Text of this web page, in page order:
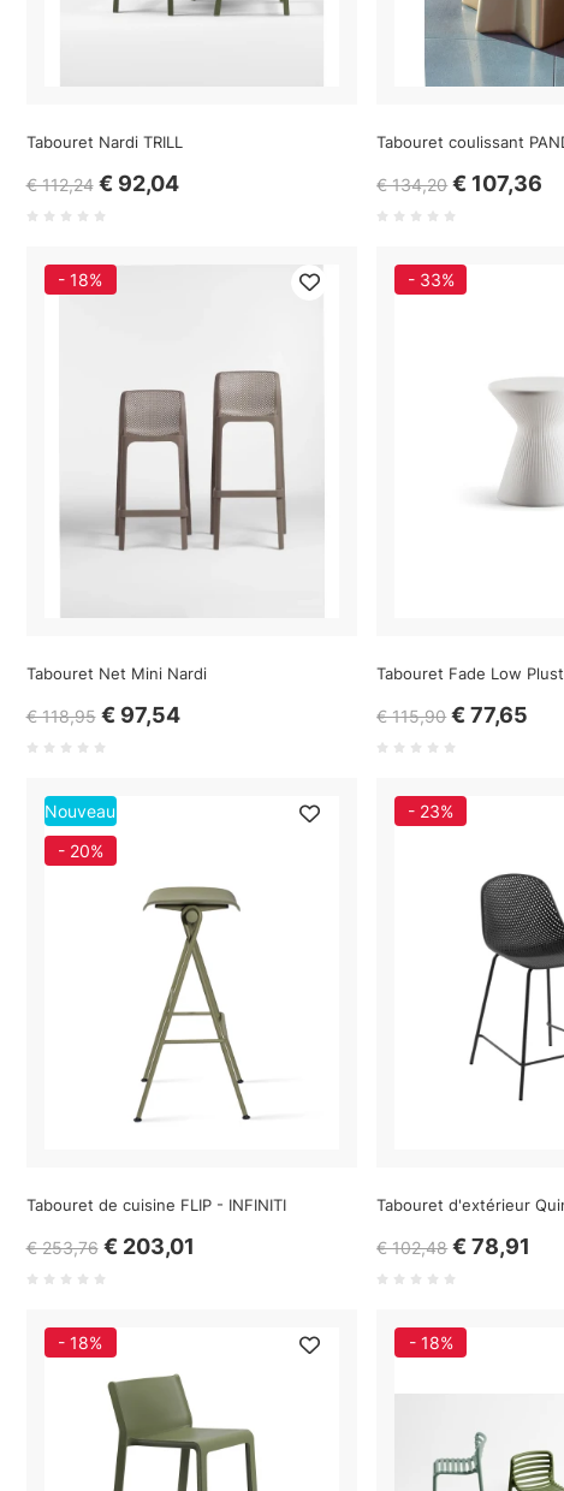
Tabouret Nardi TRILL
€ 112,24 € 92,04
Tabouret coulissant
€ 134,20 € 107,36
- 18%
Tabouret Net Mini Nardi
€ 118,95 € 97,54
- 33%
Tabouret Fade Low Plust
€ 115,90 € 77,65
Nouveau
- 20%
Tabouret de cuisine FLIP - INFINITI
€ 253,76 € 203,01
- 23%
Tabouret d'extérieur
€ 102,48 € 78,91
- 18% - 18%